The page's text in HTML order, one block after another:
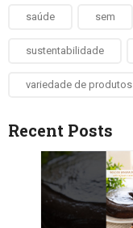
saúde sem
sustentabilidade
variedade de produtos
Recent Posts